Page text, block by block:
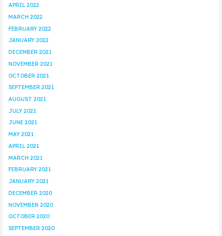
APRIL 2022
MARCH 2022
FEBRUARY 2022
JANUARY 2022
DECEMBER 2021
NOVEMBER 2021
OCTOBER 2021
SEPTEMBER 2021
AUGUST 2021
JULY 2021
JUNE 2021
MAY 2021
APRIL 2021
MARCH 2021
FEBRUARY 2021
JANUARY 2021
DECEMBER 2020
NOVEMBER 2020
OCTOBER 2020
SEPTEMBER 2020